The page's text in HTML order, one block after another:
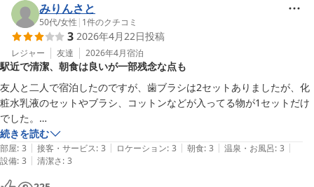
みりんさと
50代/女性 | 1件のクチコミ
3 2026年4月22日投稿
レジャー 友達 2026年4月宿泊
駅近で清潔、朝食は良いが一部残念な点も
友人と二人で宿泊したのですが、歯ブラシは2セットありましたが、化
粧水乳液のセットやブラシ、コットンなどが入ってる物が1セットだけ
でした。
ホテルの方針なのか置き忘れかわかりませんが、まずまずな料金設定な
のにどっちにしてよもホテルとしてはどうなのかな?と思いました。
朝食は色々な種類のスムージーがあって配色が良く楽しみにしていて、
続きを読む
部屋: 3 | 接客・サービス: 3 | ロケーション: 3 | 朝食: 3 | 温泉・お風呂: 3 |
設備: 3 | 清潔さ: 3